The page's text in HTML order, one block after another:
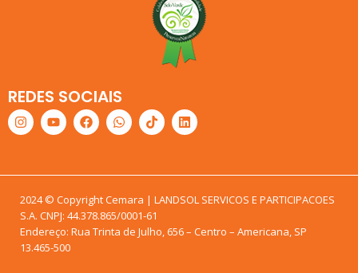
REDES SOCIAIS
2024 © Copyright Cemara | LANDSOL SERVICOS E PARTICIPACOES
S.A. CNPJ: 44.378.865/0001-61
Endereço: Rua Trinta de Julho, 656 – Centro – Americana, SP
13.465-500